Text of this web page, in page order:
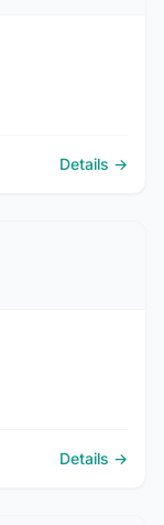
Details →
Details →